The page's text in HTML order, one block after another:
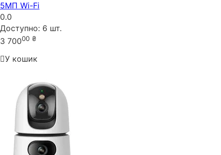
5МП Wi-Fi
0.0
Доступно: 6 шт.
3 70000 ₴
У кошик